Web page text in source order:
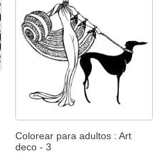
Colorear para adultos : Art
deco - 3